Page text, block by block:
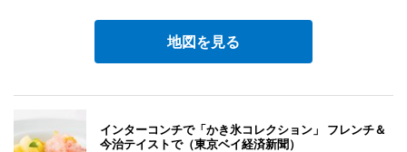
地図を見る
インターコンチで「かき氷コレクション」 フレンチ＆
今治テイストで（東京ベイ経済新聞）